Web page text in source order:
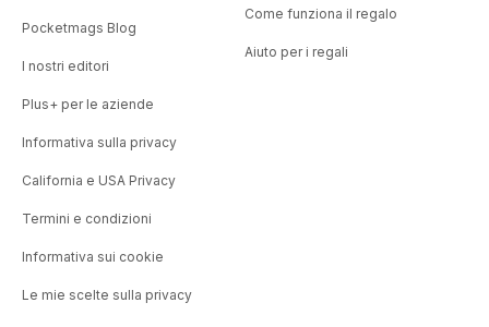
Pocketmags Blog
I nostri editori
Plus+ per le aziende
Informativa sulla privacy
California e USA Privacy
Termini e condizioni
Informativa sui cookie
Le mie scelte sulla privacy
Come funziona il regalo
Aiuto per i regali